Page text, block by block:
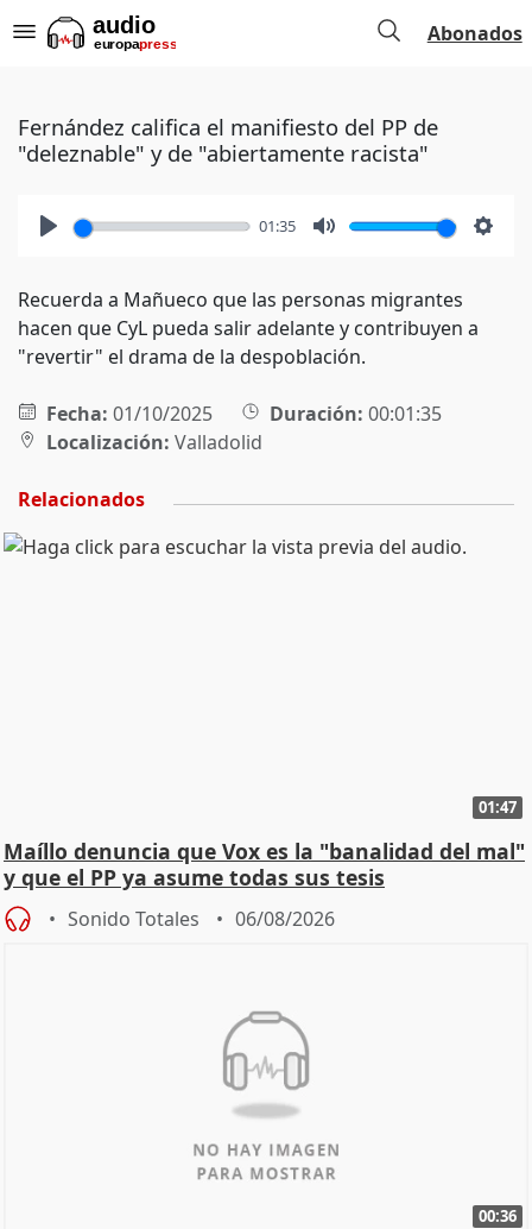
Abonados
Fernández califica el manifiesto del PP de
"deleznable" y de "abiertamente racista"
01:35
Recuerda a Mañueco que las personas migrantes
hacen que CyL pueda salir adelante y contribuyen a
"revertir" el drama de la despoblación.
Fecha: 01/10/2025 Duración: 00:01:35
Localización: Valladolid
Relacionados
01:47
Maíllo denuncia que Vox es la "banalidad del mal"
y que el PP ya asume todas sus tesis
Sonido Totales 06/08/2026
00:36